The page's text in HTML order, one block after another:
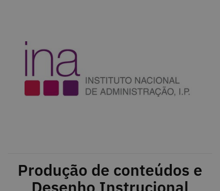
Produção de conteúdos e